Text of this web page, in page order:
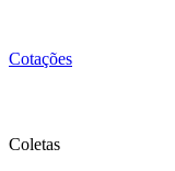
Cotações
Coletas